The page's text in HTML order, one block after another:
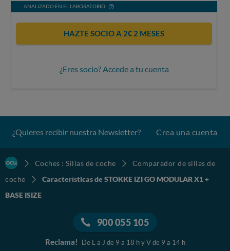
ANALIZADO EN EL LABORATORIO
HAZTE SOCIO A 2€ 2 MESES
¿Eres socio? Accede a tu cuenta
¿Quieres recibir nuestra Newsletter? Crea una cuenta
Coches : Sillas de coche
Comparador de sillas de
coche
Características de STOKKE IZI GO MODULAR X1 +
BASE ISIZE
900 055 105
Reclama! De L a J de 9 a 18 h y V de 9 a 14 h